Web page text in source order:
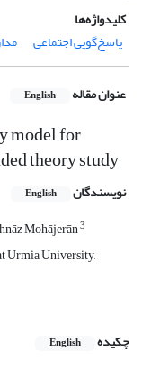
کلیدواژه‌ها
پاسخ‌گویی اجتماعی
عنوان مقاله English
model for
theory study
نویسندگان English
Mohājerān3
Urmia University,
چکیده
English